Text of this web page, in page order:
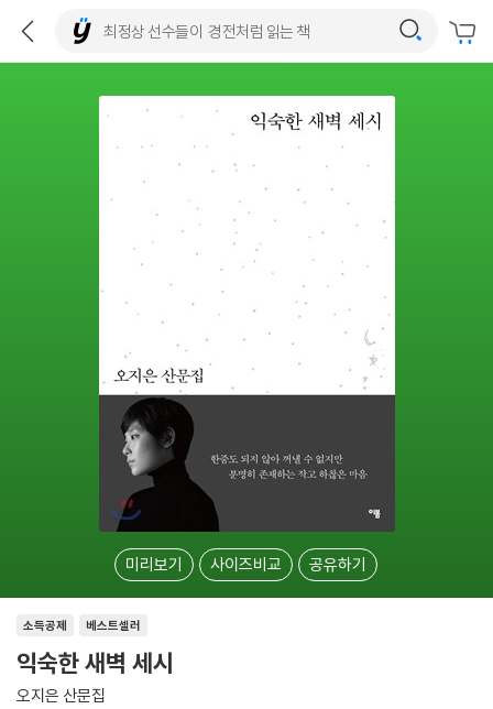
미리보기 사이즈비교 공유하기
소득공제 베스트셀러
익숙한 새벽 세시
오지은 산문집